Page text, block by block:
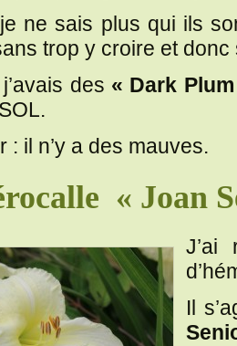
ne sais plus qui ils
trop y croire et donc
des « Dark
: il n’y a des mauves.
« Joan
J’ai
Il